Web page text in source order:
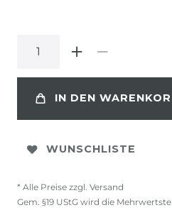
IN DEN
WUNSCHLISTE
* Alle Preise zzgl. Versand
Gem. §19 UStG wird die